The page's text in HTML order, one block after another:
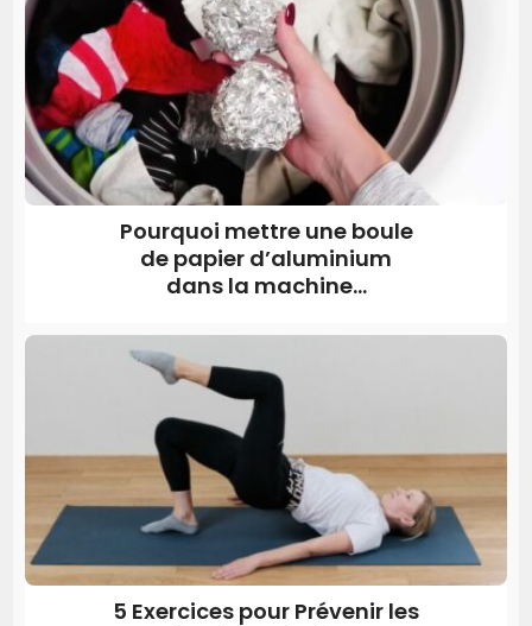
Pourquoi mettre une boule
de papier d’aluminium
dans la machine...
5 Exercices pour Prévenir les